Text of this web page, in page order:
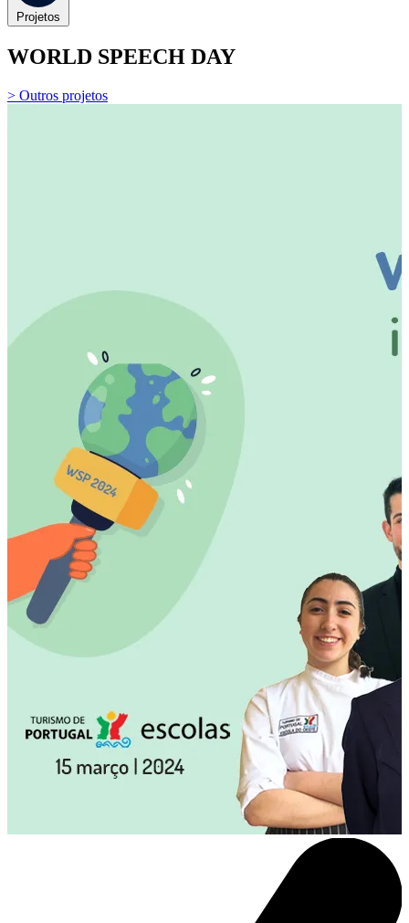
Projetos
WORLD SPEECH DAY
> Outros projetos